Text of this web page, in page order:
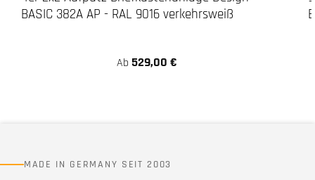
BASIC 382A AP - RAL 9016 verkehrsweiß
Ab 529,00 €
MADE IN GERMANY SEIT 2003